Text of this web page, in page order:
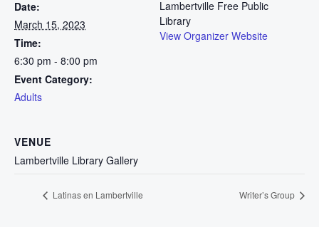
Date:
March 15, 2023
Time:
6:30 pm - 8:00 pm
Event Category:
Adults
Lambertville Free Public
Library
View Organizer Website
VENUE
Lambertville Library Gallery
Latinas en Lambertville Writer’s Group